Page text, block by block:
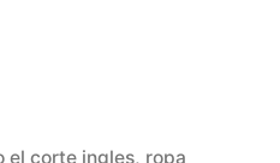
el corte ingles, ropa